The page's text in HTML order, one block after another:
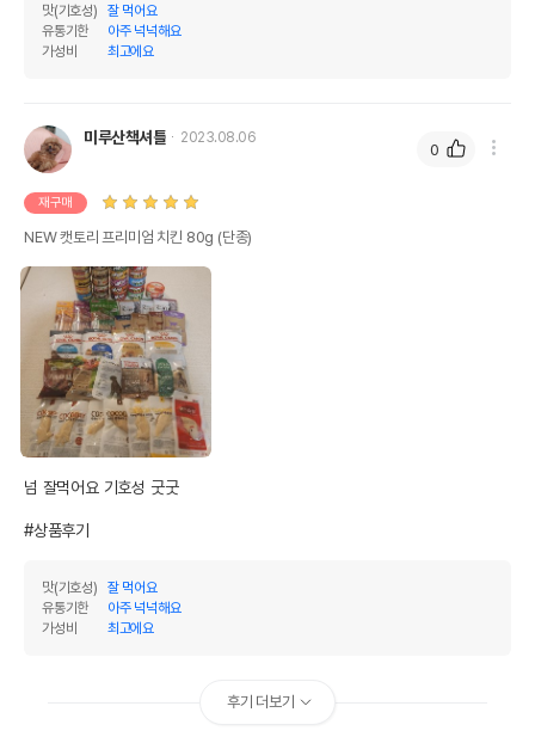
권장 연령
상품 필수 정보
품명 및 모델명
법에 의한 인증,허가 등을
받았음을 확인할수 있는
경우 그에 대한 사항
제조국 또는 원산지
제조자,수입품의 경우
수입자를 함께 표기
AS책임자와 전화번호
또는 소비자상담 관련
맛(기호성)
잘 먹어요
유통기한
아주 넉넉해요
가성비
최고에요
미루산책셔틀 2023.08.06
재구매
NEW 캣토리 프리미엄 치킨 80g (단종)
넘 잘먹어요 기호성 굿굿
#상품후기
맛(기호성)
잘 먹어요
유통기한
아주 넉넉해요
가성비
최고에요
0
후기 더보기